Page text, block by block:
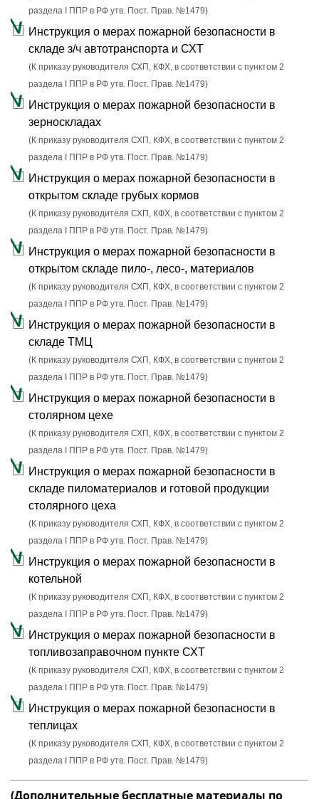
раздела I ППР в РФ утв. Пост. Прав. №1479)
Инструкция о мерах пожарной безопасности в
складе з/ч автотранспорта и СХТ
(К приказу руководителя СХП, КФХ, в соответствии с пунктом 2
раздела I ППР в РФ утв. Пост. Прав. №1479)
Инструкция о мерах пожарной безопасности в
зерноскладах
(К приказу руководителя СХП, КФХ, в соответствии с пунктом 2
раздела I ППР в РФ утв. Пост. Прав. №1479)
Инструкция о мерах пожарной безопасности в
открытом складе грубых кормов
(К приказу руководителя СХП, КФХ, в соответствии с пунктом 2
раздела I ППР в РФ утв. Пост. Прав. №1479)
Инструкция о мерах пожарной безопасности в
открытом складе пило-, лесо-, материалов
(К приказу руководителя СХП, КФХ, в соответствии с пунктом 2
раздела I ППР в РФ утв. Пост. Прав. №1479)
Инструкция о мерах пожарной безопасности в
складе ТМЦ
(К приказу руководителя СХП, КФХ, в соответствии с пунктом 2
раздела I ППР в РФ утв. Пост. Прав. №1479)
Инструкция о мерах пожарной безопасности в
столярном цехе
(К приказу руководителя СХП, КФХ, в соответствии с пунктом 2
раздела I ППР в РФ утв. Пост. Прав. №1479)
Инструкция о мерах пожарной безопасности в
складе пиломатериалов и готовой продукции
столярного цеха
(К приказу руководителя СХП, КФХ, в соответствии с пунктом 2
раздела I ППР в РФ утв. Пост. Прав. №1479)
Инструкция о мерах пожарной безопасности в
котельной
(К приказу руководителя СХП, КФХ, в соответствии с пунктом 2
раздела I ППР в РФ утв. Пост. Прав. №1479)
Инструкция о мерах пожарной безопасности в
топливозаправочном пункте СХТ
(К приказу руководителя СХП, КФХ, в соответствии с пунктом 2
раздела I ППР в РФ утв. Пост. Прав. №1479)
Инструкция о мерах пожарной безопасности в
теплицах
(К приказу руководителя СХП, КФХ, в соответствии с пунктом 2
раздела I ППР в РФ утв. Пост. Прав. №1479)
(Дополнительные бесплатные материалы по